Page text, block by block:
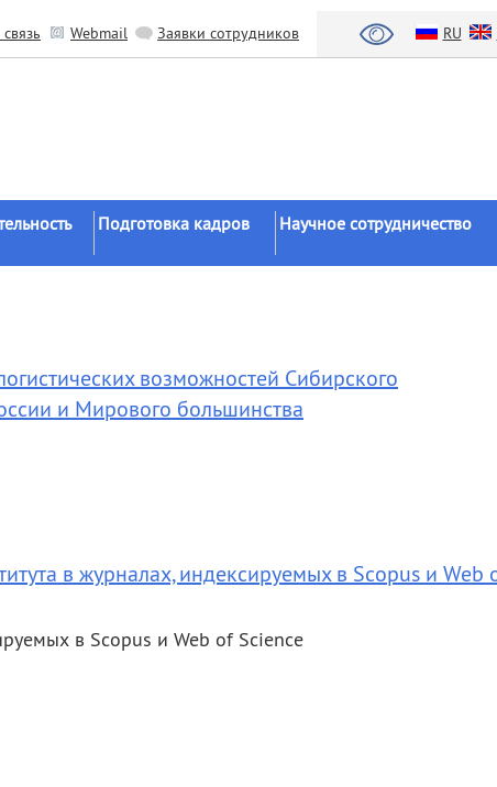
Webmail Заявки сотрудников RU
Подготовка кадров
Диссертационные
советы
Научное сотрудничество
Органы власти
Бизнес
возможностей Сибирского
и Мирового большинства
в журналах, индексируемых в Scopus и Web
в Scopus и Web of Science